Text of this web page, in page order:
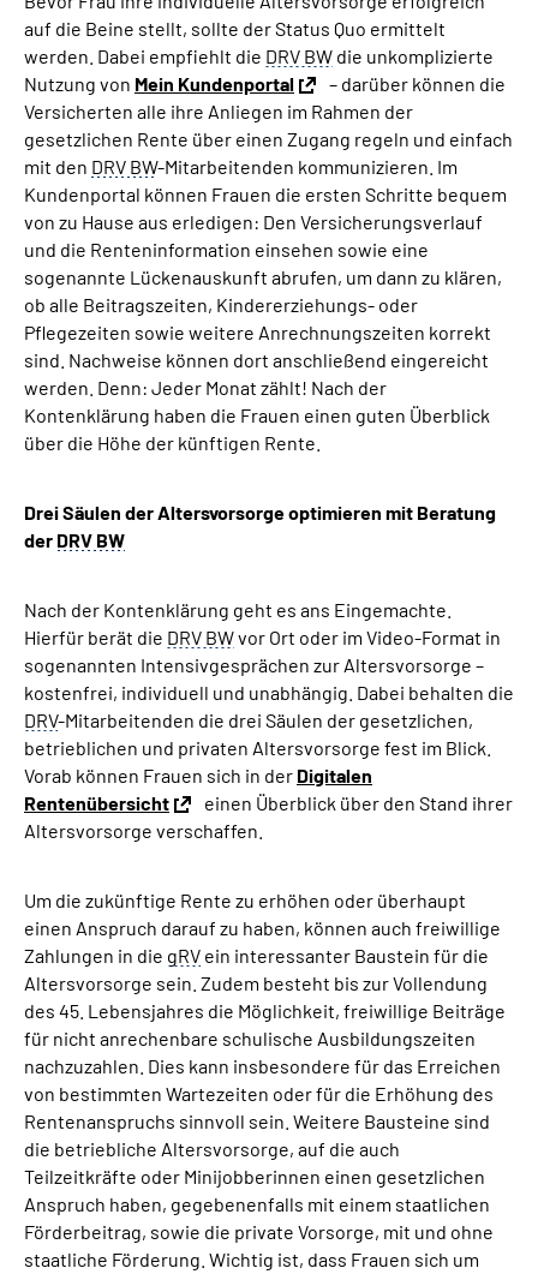
auf die Beine stellt, sollte der Status Quo ermittelt
werden. Dabei empfiehlt die DRV BW die unkomplizierte
Nutzung von Mein Kundenportal
– darüber können die
Versicherten alle ihre Anliegen im Rahmen der
gesetzlichen Rente über einen Zugang regeln und einfach
mit den DRV BW-Mitarbeitenden kommunizieren. Im
Kundenportal können Frauen die ersten Schritte bequem
von zu Hause aus erledigen: Den Versicherungsverlauf
und die Renteninformation einsehen sowie eine
sogenannte Lückenauskunft abrufen, um dann zu klären,
ob alle Beitragszeiten, Kindererziehungs- oder
Pflegezeiten sowie weitere Anrechnungszeiten korrekt
sind. Nachweise können dort anschließend eingereicht
werden. Denn: Jeder Monat zählt! Nach der
Kontenklärung haben die Frauen einen guten Überblick
über die Höhe der künftigen Rente.
Drei Säulen der Altersvorsorge optimieren mit Beratung
der DRV BW
Nach der Kontenklärung geht es ans Eingemachte.
Hierfür berät die DRV BWvor Ort oder im Video-Format in
sogenannten Intensivgesprächen zur Altersvorsorge –
kostenfrei, individuell und unabhängig. Dabei behalten die
DRV-Mitarbeitenden die drei Säulen der gesetzlichen,
betrieblichen und privaten Altersvorsorge fest im Blick.
Vorab können Frauen sich in der Digitalen
Rentenübersicht
einen Überblick über den Stand ihrer
Altersvorsorge verschaffen.
Um die zukünftige Rente zu erhöhen oder überhaupt
einen Anspruch darauf zu haben, können auch freiwillige
Zahlungen in die gRV ein interessanter Baustein für die
Altersvorsorge sein. Zudem besteht bis zur Vollendung
des 45. Lebensjahres die Möglichkeit, freiwillige Beiträge
für nicht anrechenbare schulische Ausbildungszeiten
nachzuzahlen. Dies kann insbesondere für das Erreichen
von bestimmten Wartezeiten oder für die Erhöhung des
Rentenanspruchs sinnvoll sein. Weitere Bausteine sind
die betriebliche Altersvorsorge, auf die auch
Teilzeitkräfte oder Minijobberinnen einen gesetzlichen
Anspruch haben, gegebenenfalls mit einem staatlichen
Förderbeitrag, sowie die private Vorsorge, mit und ohne
staatliche Förderung. Wichtig ist, dass Frauen sich um